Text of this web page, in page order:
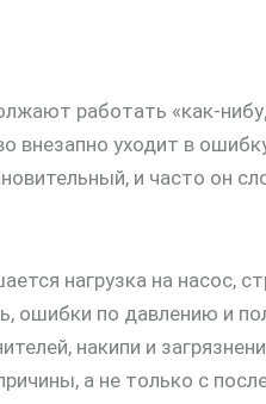
работать «как-
внезапно уходит в
и часто он
нагрузка на насос,
ошибки по давлению и
накипи и
а не только с